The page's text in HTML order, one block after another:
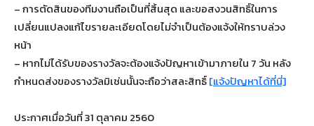
– การตัดสินของทีมงานถือเป็นที่สิ้นสุด และขอสงวนสิทธิ์ในการ
เปลี่ยนแปลงแก้ไขรายละเอียดโดยไม่จำเป็นต้องแจ้งให้ทราบล่วง
หน้า
– หากไม่ได้รับของรางวัลจะต้องแจ้งปัญหาเข้ามาภายใน 7 วัน หลัง
กำหนดส่งของรางวัลมิเช่นนั้นจะถือว่าสละสิทธิ์[แจ้งปัญหาได้ที่นี่]
ประกาศเมื่อวันที่ 31 ตุลาคม 2560